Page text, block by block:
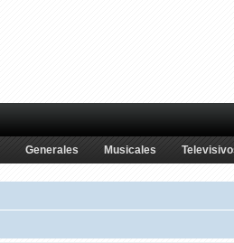
Generales Musicales